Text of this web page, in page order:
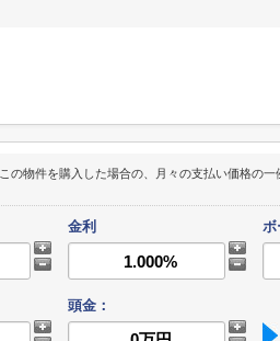
この物件を購入した場合の、月々の支払い価格の
金利 ボ
頭金：